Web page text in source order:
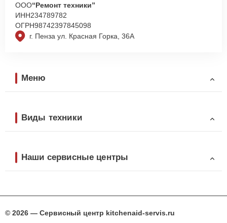
г. Пенза ул. Красная Горка, 36А
ООО“Ремонт техники”
ИНН234789782
ОГРН98742397845098
Меню
Виды техники
Наши сервисные центры
© 2026 — Сервисный центр kitchenaid-servis.ru